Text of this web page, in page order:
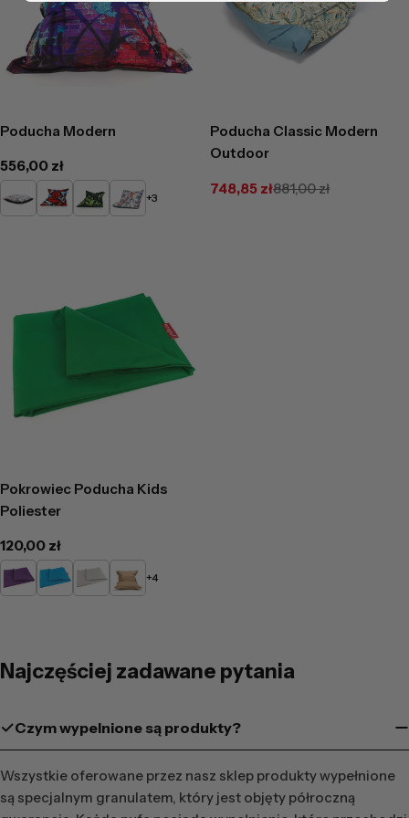
Poducha Modern
Cena
regularna
556,00 zł
DG38/NC15DG43/NC12DG45/NC14DG51/NC7
+3
Poducha Classic Modern
Outdoor
Cena
748,85 zł
Cena
881,00 zł
Pokrowiec Poducha Kids
Poliester
Cena
regularna
120,00 zł
FioletowyNiebieskiPopielatyCappucino
+4
Najczęściej zadawane pytania
Czym wypelnione są produkty?
Wszystkie oferowane przez nasz sklep produkty wypełnione
są specjalnym granulatem, który jest objęty półroczną